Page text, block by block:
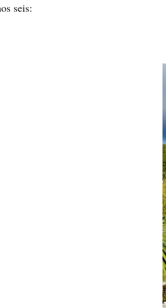
seis: